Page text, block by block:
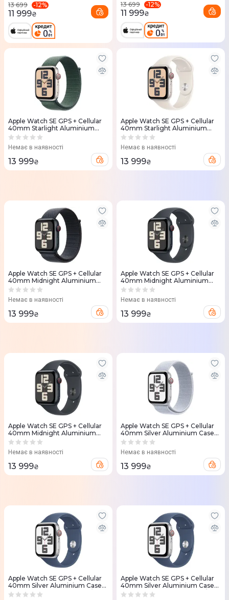
13 699 -12%
11 999₴
13 699 -12%
11 999₴
Apple Watch SE GPS + Cellular
40mm Starlight Aluminium
Case with Lake Green Sport
Немає в наявності
13 999₴
Apple Watch SE GPS + Cellular
40mm Starlight Aluminium
Case with Starlight Sport Band -
Немає в наявності
13 999₴
Apple Watch SE GPS + Cellular
40mm Midnight Aluminium
Case with Ink Sport Loop
Немає в наявності
13 999₴
Apple Watch SE GPS + Cellular
40mm Midnight Aluminium
Case with Midnight Sport Band -
Немає в наявності
13 999₴
Apple Watch SE GPS + Cellular
40mm Midnight Aluminium
Case with Midnight Sport Band -
Немає в наявності
13 999₴
Apple Watch SE GPS + Cellular
40mm Silver Aluminium Case
with Blue Cloud Sport Loop
Немає в наявності
13 999₴
Apple Watch SE GPS + Cellular
40mm Silver Aluminium Case
with Denim Sport Band - S/M
Apple Watch SE GPS + Cellular
40mm Silver Aluminium Case
with Denim Sport Band - M/L